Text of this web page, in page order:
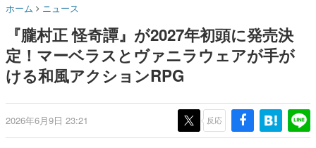
ゲームに多大な影響を受けた作家さんに取材し、ゲームが
日本のコンテンツ産業やカルチャーに与えた影響を探る企
画です。
日本モバイルゲーム産業史
日本のモバイルゲーム史における主要なトピック・タイト
ルを網羅するほか、開発者へのインタビューや識者による
若ゲのいたり〜ゲームクリエイターの青春〜
『うつヌケ』『ペンと箸』等で知られるマンガ家・田中圭
一先生によるゲーム業界レポートマンガです。
『Moonlighter 2』の9月2日正
ーン
ホーム ニュース
『朧村正 怪奇譚』が2027年初頭に発売決
定！マーベラスとヴァニラウェアが手が
ける和風アクションRPG
2026年6月9日 23:21 反応